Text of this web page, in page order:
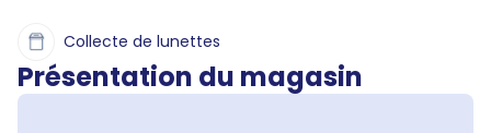
Collecte de lunettes
Présentation du magasin